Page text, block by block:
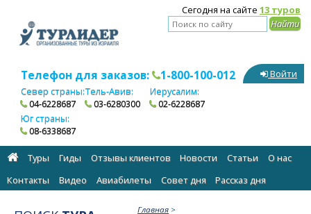
Сегодня на сайте 13 туров
Телефон для заказов: 1-800-100-012
Север страны:
04-6228687
Тель-Авив:
03-6280300
Иерусалим:
02-6228687
Юг страны:
08-6338687
Войти
Туры Гиды Отзывы клиентов Новости Статьи
О нас
Контакты
Видео Авиабилеты Cовет дня Рассказ дня
Главная >